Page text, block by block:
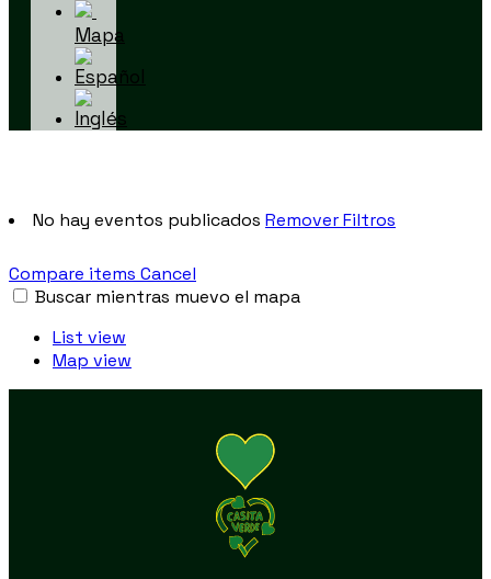
Mapa
No hay eventos publicados Remover Filtros
Compare items Cancel
Buscar mientras muevo el mapa
List view
Map view